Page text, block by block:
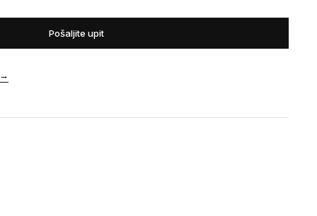
Pošaljite upit